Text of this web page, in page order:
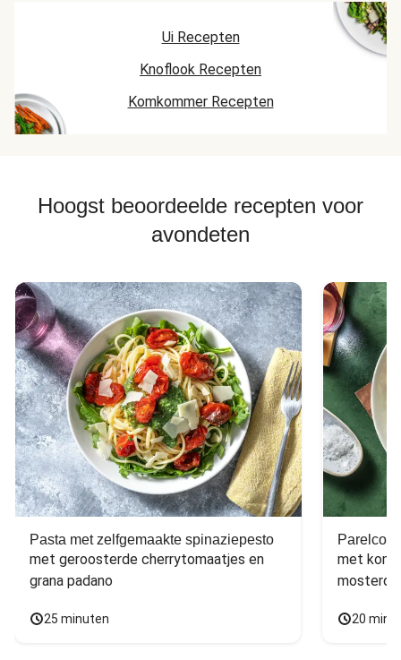
Ui Recepten
Knoflook Recepten
Komkommer Recepten
Hoogst beoordeelde recepten voor
avondeten
Pasta met zelfgemaakte spinaziepesto
met geroosterde cherrytomaatjes en
grana padano
25 minuten
met
20